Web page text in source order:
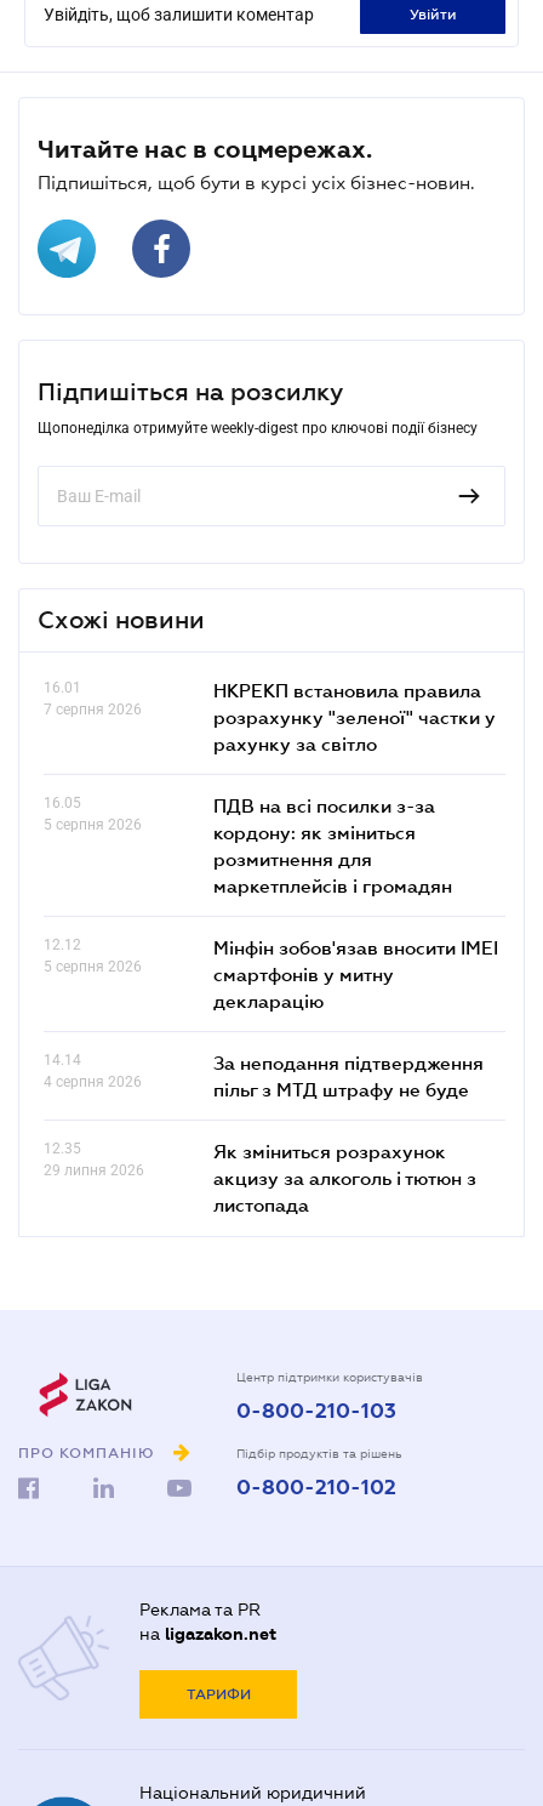
Увійдіть, щоб залишити коментар увійти
Читайте нас в соцмережах.
Підпишіться, щоб бути в курсі усіх бізнес-новин.
Підпишіться на розсилку
Щопонеділка отримуйте weekly-digest про ключові події бізнесу
Схожі новини
16.01
7 серпня 2026
НКРЕКП встановила правила
розрахунку "зеленої" частки у
рахунку за світло
16.05
5 серпня 2026
ПДВ на всі посилки з-за
кордону: як зміниться
розмитнення для
маркетплейсів і громадян
12.12
5 серпня 2026
Мінфін зобов'язав вносити IMEI
смартфонів у митну
декларацію
14.14
4 серпня 2026
За неподання підтвердження
пільг з МТД штрафу не буде
12.35
29 липня 2026
Як зміниться розрахунок
акцизу за алкоголь і тютюн з
листопада
ПРО КОМПАНІЮ
Центр підтримки користувачів
0-800-210-103
Підбір продуктів та рішень
0-800-210-102
Реклама та PR
на ligazakon.net
ТАРИФИ
Національний юридичний